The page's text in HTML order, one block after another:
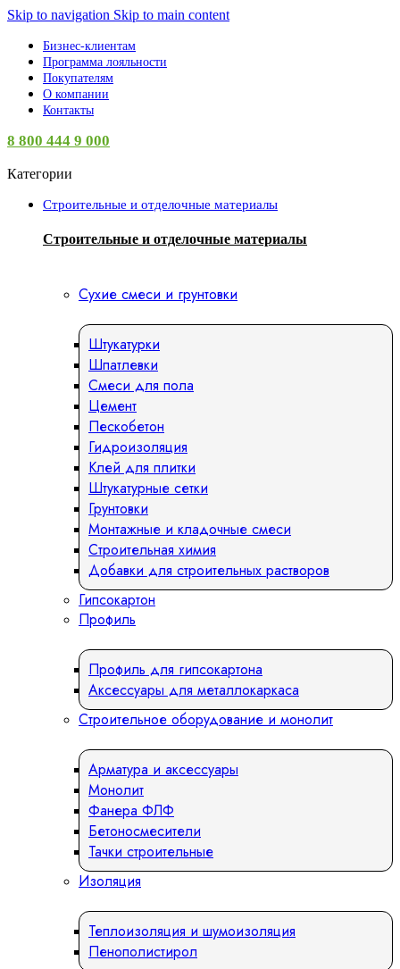
Skip to navigation Skip to main content
Бизнес-клиентам
Программа лояльности
Покупателям
О компании
Контакты
8 800 444 9 000
Категории
Строительные и отделочные материалы
Строительные и отделочные материалы
Сухие смеси и грунтовки
Штукатурки
Шпатлевки
Смеси для пола
Цемент
Пескобетон
Гидроизоляция
Клей для плитки
Штукатурные сетки
Грунтовки
Монтажные и кладочные смеси
Строительная химия
Добавки для строительных растворов
Гипсокартон
Профиль
Профиль для гипсокартона
Аксессуары для металлокаркаса
Строительное оборудование и монолит
Арматура и аксессуары
Монолит
Фанера ФЛФ
Бетоносмесители
Тачки строительные
Изоляция
Теплоизоляция и шумоизоляция
Пенополистирол